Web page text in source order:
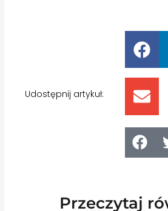
Udostępnij artykuł:
Przeczytaj